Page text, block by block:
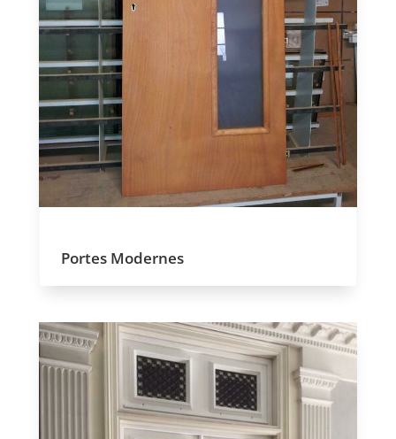
Portes Modernes